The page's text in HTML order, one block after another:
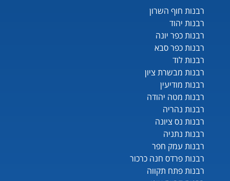
רבנות חוף השרון
רבנות יהוד
רבנות כפר יונה
רבנות כפר סבא
רבנות לוד
רבנות מבשרת ציון
רבנות מודיעין
רבנות מטה יהודה
רבנות נהריה
רבנות נס ציונה
רבנות נתניה
רבנות עמק חפר
רבנות פרדס חנה כרכור
רבנות פתח תקווה